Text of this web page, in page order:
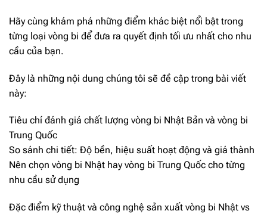
Hãy cùng khám phá những điểm khác biệt nổi bật trong
từng loại vòng bi để đưa ra quyết định tối ưu nhất cho nhu
cầu của bạn.
Đây là những nội dung chúng tôi sẽ đề cập trong bài viết
này:
Tiêu chí đánh giá chất lượng vòng bi Nhật Bản và vòng bi
Trung Quốc
So sánh chi tiết: Độ bền, hiệu suất hoạt động và giá thành
Nên chọn vòng bi Nhật hay vòng bi Trung Quốc cho từng
nhu cầu sử dụng
Đặc điểm kỹ thuật và công nghệ sản xuất vòng bi Nhật vs